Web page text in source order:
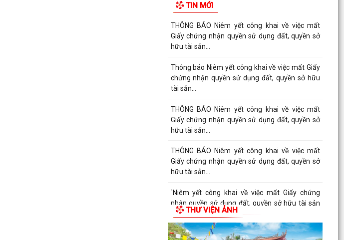
TIN MỚI
THÔNG BÁO Niêm yết công khai về việc mất
Giấy chứng nhận quyền sử dụng đất, quyền sở
hữu tài sản...
Thông báo Niêm yết công khai về việc mất Giấy
chứng nhận quyền sử dụng đất, quyền sở hữu
tài sản...
THÔNG BÁO Niêm yết công khai về việc mất
Giấy chứng nhận quyền sử dụng đất, quyền sở
hữu tài sản...
THÔNG BÁO Niêm yết công khai về việc mất
Giấy chứng nhận quyền sử dụng đất, quyền sở
hữu tài sản...
`Niêm yết công khai về việc mất Giấy chứng
nhận quyền sử dụng đất, quyền sở hữu tài sản
gắn liền...
THÔNG BÁO Niêm yết công khai về việc mất
THƯ VIỆN ẢNH